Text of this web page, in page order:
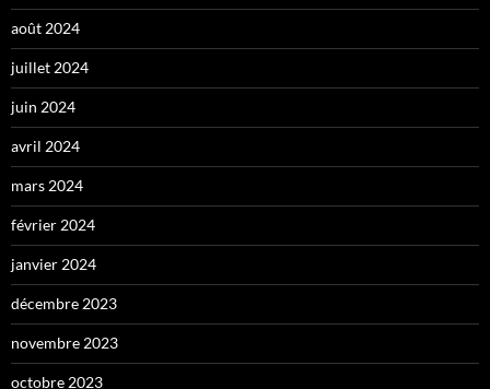
août 2024
juillet 2024
juin 2024
avril 2024
mars 2024
février 2024
janvier 2024
décembre 2023
novembre 2023
octobre 2023